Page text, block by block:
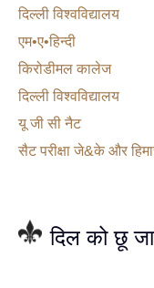
दिल्ली विश्वविद्यालय
एम•ए•हिन्दी
किरोडीमल कालेज
दिल्ली विश्वविद्यालय
यू जी सी नैट
सैट परीक्षा जे&के और
दिल को छू